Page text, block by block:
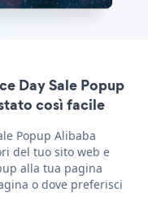
Day Sale Popup
così facile
Popup Alibaba
del tuo sito web e
alla tua pagina
o dove preferisci